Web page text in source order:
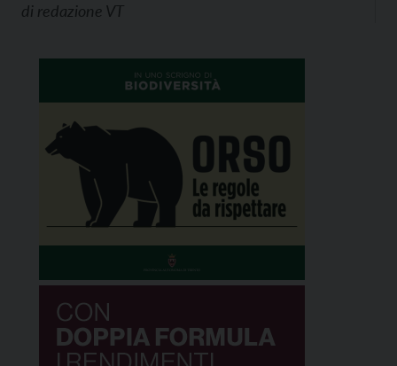
di redazione VT